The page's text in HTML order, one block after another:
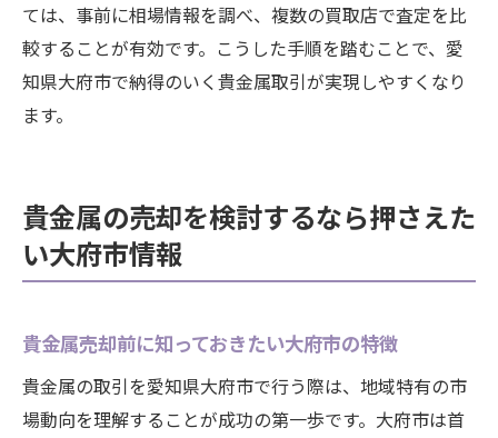
ては、事前に相場情報を調べ、複数の買取店で査定を比
較することが有効です。こうした手順を踏むことで、愛
知県大府市で納得のいく貴金属取引が実現しやすくなり
ます。
貴金属の売却を検討するなら押さえた
い大府市情報
貴金属売却前に知っておきたい大府市の特徴
貴金属の取引を愛知県大府市で行う際は、地域特有の市
場動向を理解することが成功の第一歩です。大府市は首